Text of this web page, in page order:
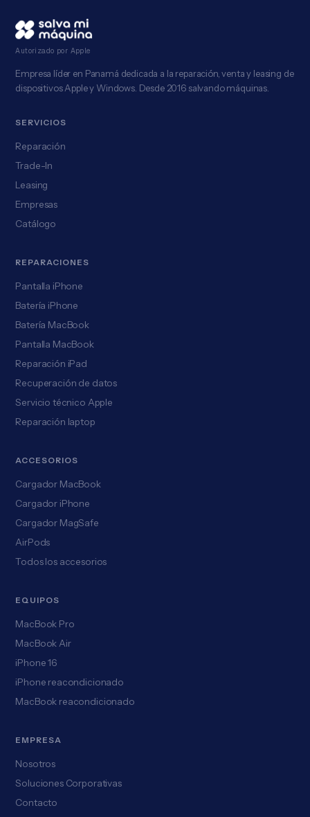
Autorizado por Apple
Empresa líder en Panamá dedicada a la reparación, venta y leasing de
dispositivos Apple y Windows. Desde 2016 salvando máquinas.
SERVICIOS
Reparación
Trade-In
Leasing
Empresas
Catálogo
REPARACIONES
Pantalla iPhone
Batería iPhone
Batería MacBook
Pantalla MacBook
Reparación iPad
Recuperación de datos
Servicio técnico Apple
Reparación laptop
ACCESORIOS
Cargador MacBook
Cargador iPhone
Cargador MagSafe
AirPods
Todos los accesorios
EQUIPOS
MacBook Pro
MacBook Air
iPhone 16
iPhone reacondicionado
MacBook reacondicionado
EMPRESA
Nosotros
Soluciones Corporativas
Contacto